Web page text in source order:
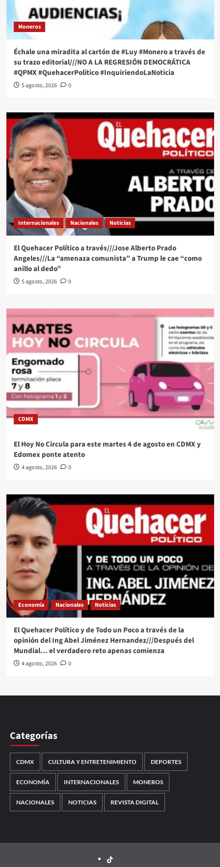
Moneros
Échale una miradita al cartón de #Luy #Monero a través de
su trazo editorial///NO A LA REGRESIÓN DEMOCRÁTICA
#QPMX #QuehacerPolitico #InquiriendoLaNoticia
5 agosto, 2026 0
Internacionales Nacionales Noticias
El Quehacer Político a través///Jose Alberto Prado
Angeles///La “amenaza comunista” a Trump le cae “como
anillo al dedo”
5 agosto, 2026 0
CDMX
El Hoy No Circula para este martes 4 de agosto en CDMX y
Edomex ponte atento
4 agosto, 2026 0
Economía Nacionales Noticias
El Quehacer Político y de Todo un Poco a través de la
opinión del Ing Abel Jiménez Hernandez///Después del
Mundial… el verdadero reto apenas comienza
4 agosto, 2026 0
Categorías
CDMX CULTURA Y ENTRETENIMIENTO DEPORTES
ECONOMÍA INTERNACIONALES MONEROS
NACIONALES NOTICIAS REVISTA DIGITAL
TikTok